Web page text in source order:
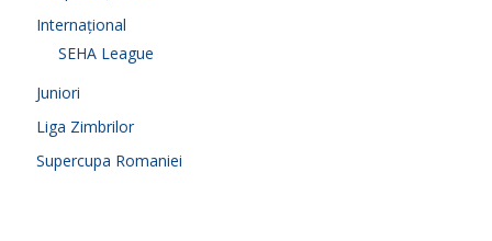
Internațional
SEHA League
Juniori
Liga Zimbrilor
Supercupa Romaniei